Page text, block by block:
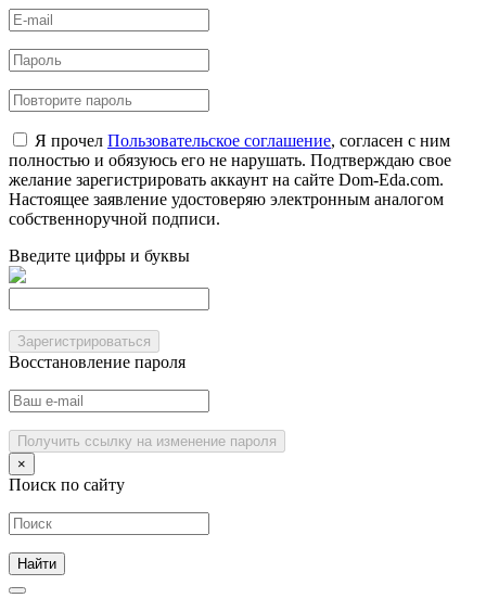
Я прочел Пользовательское соглашение, согласен с ним
полностью и обязуюсь его не нарушать. Подтверждаю свое
желание зарегистрировать аккаунт на сайте Dom-Eda.com.
Настоящее заявление удостоверяю электронным аналогом
собственноручной подписи.
Введите цифры и буквы
Зарегистрироваться
Восстановление пароля
Получить ссылку на изменение пароля
×
Поиск по сайту